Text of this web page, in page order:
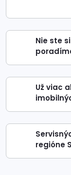
Nie ste
Už viac
regióne